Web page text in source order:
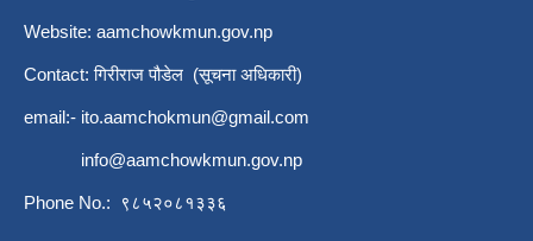
Website: aamchowkmun.gov.np
Contact: गिरीराज पौडेल (सूचना अधिकारी)
email:- ito.aamchokmun@gmail.com
info@aamchowkmun.gov.np
Phone No.: ९८५२०८१३३६